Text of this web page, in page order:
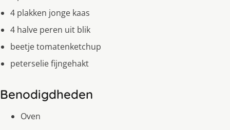
4 plakken jonge kaas
4 halve peren uit blik
beetje tomatenketchup
peterselie fijngehakt
Benodigdheden
Oven